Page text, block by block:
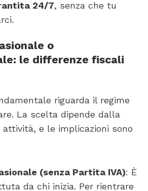
24/7, senza che tu
o
le differenze fiscali
riguarda il regime
La scelta dipende dalla
e le implicazioni sono
(senza Partita IVA): È
da chi inizia. Per rientrare